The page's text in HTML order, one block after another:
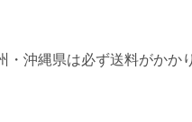
・沖縄県は必ず送料がかか